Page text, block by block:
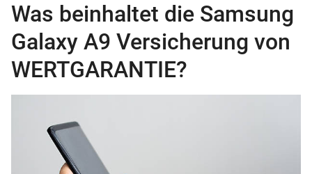
Was beinhaltet die Samsung
Galaxy A9 Versicherung von
WERTGARANTIE?